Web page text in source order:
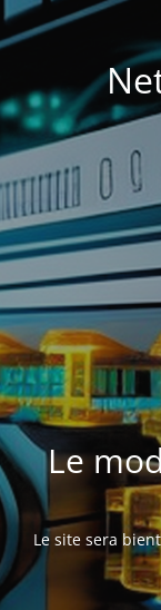
Le
Le site sera